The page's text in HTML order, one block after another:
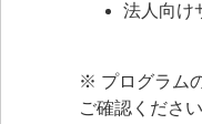
法人向け
※ プログラム
ご確認ください